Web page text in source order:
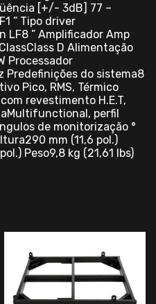
[+/- 3dB] 77 –
” Tipo driver
LF8 ” Amplificador Amp
D Alimentação
Processador
Predefinições do sistema8
Pico, RMS, Térmico
revestimento H.E.T,
perfil
de monitorização °
mm (11,6 pol.)
Peso9,8 kg (21,61 lbs)